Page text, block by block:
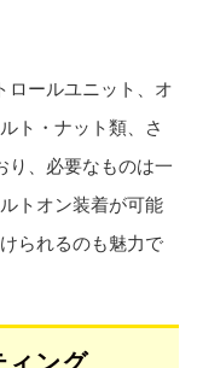
ロールユニット、オ
ト・ナット類、さ
り、必要なものは一
トオン装着が可能
られるのも魅力で
ィング